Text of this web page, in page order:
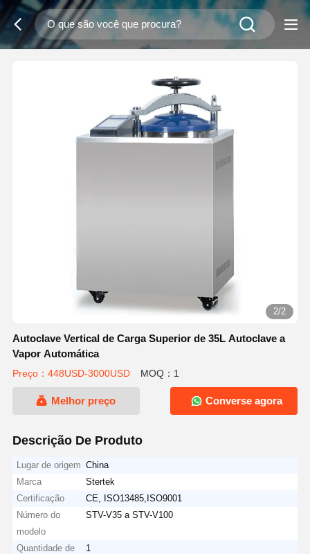
1/2
Autoclave Vertical de Carga Superior de 35L Autoclave a
Vapor Automática
Preço：448USD-3000USD MOQ：1
Melhor preço Converse agora
Descrição De Produto
Lugar de origem China
Marca
Stertek
Certificação
CE, ISO13485,ISO9001
Número do
modelo
STV-V35 a STV-V100
Quantidade de
1